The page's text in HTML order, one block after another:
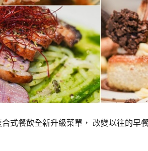
式餐飲全新升級菜單， 改變以往的早